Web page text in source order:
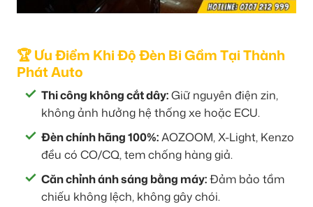
🏆 Ưu Điểm Khi Độ Đèn Bi Gầm Tại Thành
Phát Auto
Thi công không cắt dây:Giữ nguyên điện zin,
không ảnh hưởng hệ thống xe hoặc ECU.
Đèn chính hãng 100%:AOZOOM, X-Light, Kenzo
đều có CO/CQ, tem chống hàng giả.
Căn chỉnh ánh sáng bằng máy:Đảm bảo tầm
chiếu không lệch, không gây chói.